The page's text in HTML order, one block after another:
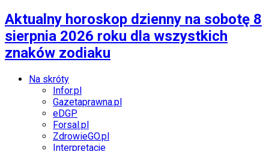
Aktualny horoskop dzienny na sobotę 8
sierpnia 2026 roku dla wszystkich
znaków zodiaku
Na skróty
Infor.pl
Gazetaprawna.pl
eDGP
Forsal.pl
ZdrowieGO.pl
Interpretacje